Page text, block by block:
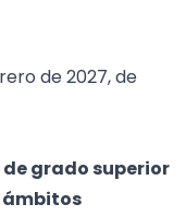
de 2027, de
grado superior
ámbitos